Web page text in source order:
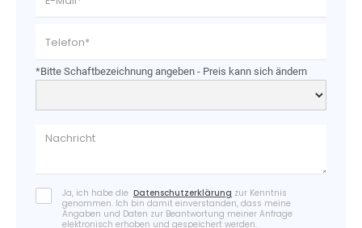
*Bitte Schaftbezeichnung angeben - Preis kann sich ändern
Ja, ich habe die Datenschutzerklärung zur Kenntnis
genommen. Ich bin damit einverstanden, dass meine
Angaben und Daten zur Beantwortung meiner Anfrage
elektronisch erhoben und gespeichert werden.